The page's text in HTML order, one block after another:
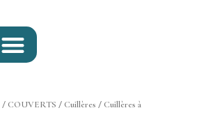
/ COUVERTS / Cuillères / Cuillères à